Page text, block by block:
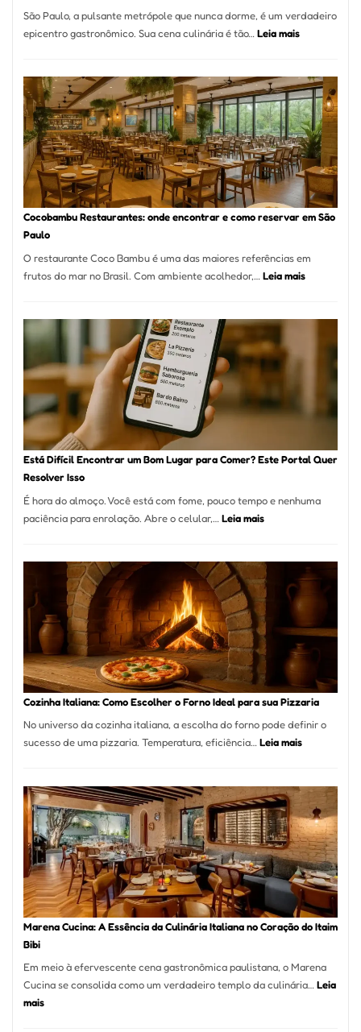
Vila
da
São Paulo, a pulsante metrópole que nunca dorme, é um verdadeiro
epicentro gastronômico. Sua cena culinária é tão… Leia mais:
Melhores
Restaurantes
em
São
Paulo:
Um
Guia
Definitivo
Alta
Gastronomia
Cocobambu Restaurantes: onde encontrar e como reservar em São
Paulo
O restaurante Coco Bambu é uma das maiores referências em
frutos do mar no Brasil. Com ambiente acolhedor,… Leia mais:
encontrar
reservar
Paulo
Está Difícil Encontrar um Bom Lugar para Comer? Este Portal Quer
Resolver Isso
É hora do almoço. Você está com fome, pouco tempo e nenhuma
paciência para enrolação. Abre o celular,… Leia mais:
Encontrar
um
Bom
Lugar
para
Comer?
Este
Portal
Resolver
Isso
Cozinha Italiana: Como Escolher o Forno Ideal para sua Pizzaria
No universo da cozinha italiana, a escolha do forno pode definir o
sucesso de uma pizzaria. Temperatura, eficiência…Leia mais:
Como
Escolher
o
Forno
Ideal
para
sua
Pizzaria
Marena Cucina: A Essência da Culinária Italiana no Coração do Itaim
Bibi
Em meio à efervescente cena gastronômica paulistana, o Marena
Cucina se consolida como um verdadeiro templo da culinária… Leia
mais: